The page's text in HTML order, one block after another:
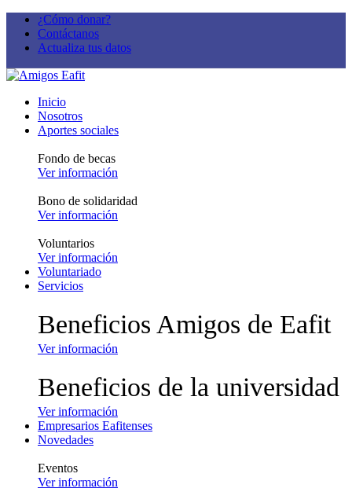
¿Cómo donar?
Contáctanos
Actualiza tus datos
Inicio
Nosotros
Aportes sociales
Fondo de becas
Ver información
Bono de solidaridad
Ver información
Voluntarios
Ver información
Voluntariado
Servicios
Beneficios Amigos de Eafit
Ver información
Beneficios de la universidad
Ver información
Empresarios Eafitenses
Novedades
Eventos
Ver información